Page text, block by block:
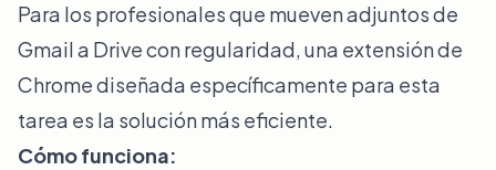
Para los profesionales que mueven adjuntos de
Gmail a Drive con regularidad, una extensión de
Chrome diseñada específicamente para esta
tarea es la solución más eficiente.
Cómo funciona: